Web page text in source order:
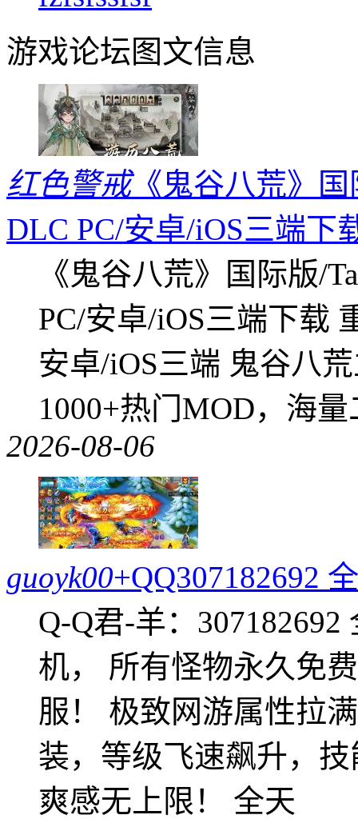
游戏论坛图文信息
红色警戒《鬼谷八荒》国
DLC PC/安卓/iOS三端下
《鬼谷八荒》国际版/
PC/安卓/iOS三端下载
安卓/iOS三端 鬼谷八
1000+热门MOD，海
2026-08-06
guoyk00+QQ307182692
Q-Q君-羊：
机， 所有怪物永久免
服！ 极致网游属性拉
装，等级飞速飙升，
爽感无上限！ 全天